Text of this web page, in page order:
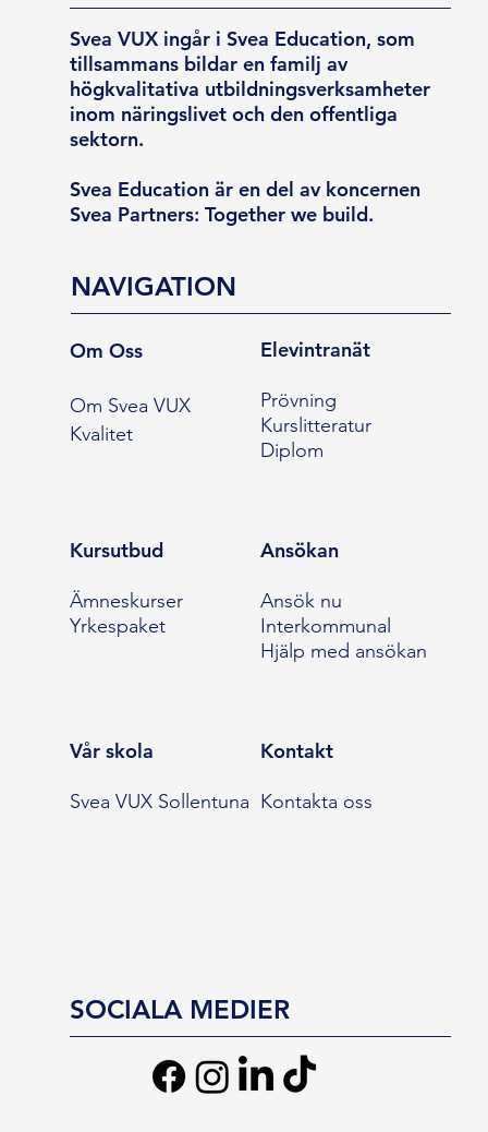
Svea VUX ingår i Svea Education, som
tillsammans bildar en familj av
högkvalitativa utbildningsverksamheter
inom näringslivet och den offentliga
sektorn.
Svea Education är en del av koncernen
Svea Partners: Together we build.
NAVIGATION
Om Oss
Om Svea VUX
Kvalitet
Elevintranät
Prövning
Kurslitteratur
Diplom
Kursutbud
Ämneskurser
Yrkespaket
Ansökan
Ansök nu
Interkommunal
Hjälp med ansökan
Vår skola
Svea VUX Sollentuna
Kontakt
Kontakta oss
SOCIALA MEDIER